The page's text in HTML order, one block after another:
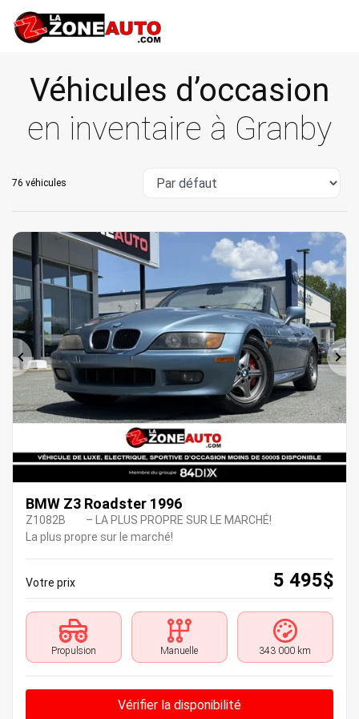
Véhicules d’occasion
en inventaire à Granby
76 véhicules
Précédent
BMW Z3 Roadster 1996
Z1082B
– LA PLUS PROPRE SUR LE MARCHÉ!
La plus propre sur le marché!
Votre prix 5 495$
Propulsion Manuelle 343 000 km
Vérifier la disponibilité